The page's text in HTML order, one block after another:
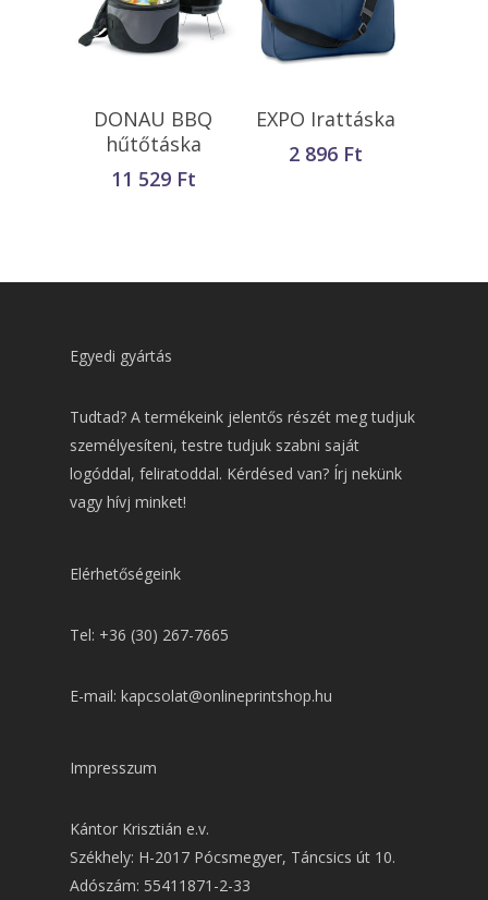
Kosárba
Teszem
DONAU BBQ
hűtőtáska
11 529 Ft
Kosárba
EXPO Irattáska
2 896 Ft
Egyedi gyártás
Tudtad? A termékeink jelentős részét meg tudjuk
személyesíteni, testre tudjuk szabni saját
logóddal, feliratoddal. Kérdésed van? Írj nekünk
vagy hívj minket!
Elérhetőségeink
Tel: +36 (30) 267-7665
E-mail: kapcsolat@onlineprintshop.hu
Impresszum
Kántor Krisztián e.v.
Székhely: H-2017 Pócsmegyer, Táncsics út 10.
Adószám: 55411871-2-33